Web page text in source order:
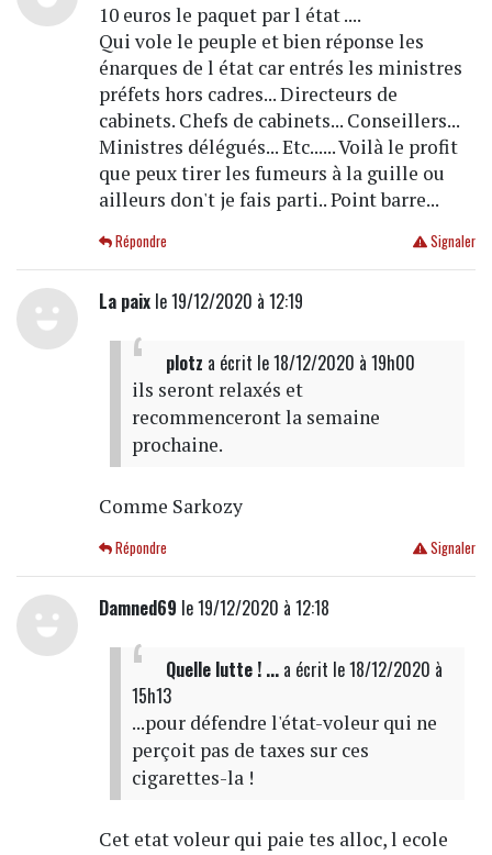
10 euros le paquet par l état ....
Qui vole le peuple et bien réponse les
énarques de l état car entrés les ministres
préfets hors cadres... Directeurs de
cabinets. Chefs de cabinets... Conseillers...
Ministres délégués... Etc...... Voilà le profit
que peux tirer les fumeurs à la guille ou
ailleurs don't je fais parti.. Point barre...
Signaler
Répondre
La paixle 19/12/2020 à 12:19
plotz a écrit le 18/12/2020 à 19h00
ils seront relaxés et
recommenceront la semaine
prochaine.
Comme Sarkozy
Signaler
Répondre
Damned69 le 19/12/2020 à 12:18
Quelle lutte ! ...a écrit le 18/12/2020 à
15h13
...pour défendre l'état-voleur qui ne
perçoit pas de taxes sur ces
cigarettes-la !
Cet etat voleur qui paie tes alloc, l ecole